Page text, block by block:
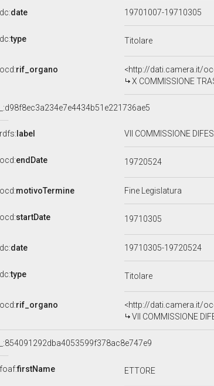
dc:date 19701007-19710305
dc:type Titolare
ocd:rif_organo
<http://dati.camera.it/
X COMMISSIONE
_:d98f8ec3a234e7e4434b51e221736ae5
rdfs: label VII COMMISSIONE
ocd:endDate 19720524
ocd:motivoTermine Fine Legislatura
ocd:startDate 19710305
dc:date 19710305-19720524
dc:type Titolare
ocd:rif_organo
<http://dati.camera.it/
VII COMMISSIONE
_:854091292dba4053599f378ac8e747e9
foaf:firstName ETTORE